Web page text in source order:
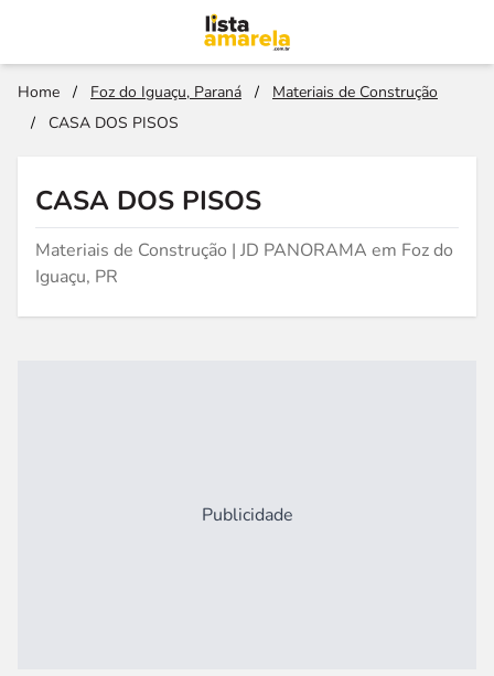
Home / Foz do Iguaçu, Paraná /
Materiais de Construção
/
CASA DOS PISOS
CASA DOS PISOS
Materiais de Construção | JD PANORAMA em Foz do
Iguaçu, PR
Publicidade